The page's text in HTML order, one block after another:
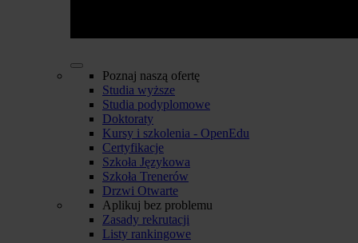
Poznaj naszą ofertę
Studia wyższe
Studia podyplomowe
Doktoraty
Kursy i szkolenia - OpenEdu
Certyfikacje
Szkoła Językowa
Szkoła Trenerów
Drzwi Otwarte
Aplikuj bez problemu
Zasady rekrutacji
Listy rankingowe